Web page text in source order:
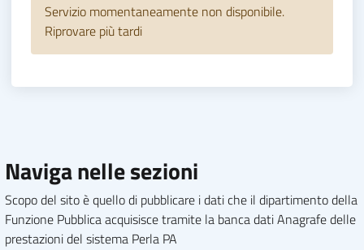
Servizio momentaneamente non disponibile.
Riprovare più tardi
Naviga nelle sezioni
Scopo del sito è quello di pubblicare i dati che il dipartimento della
Funzione Pubblica acquisisce tramite la banca dati Anagrafe delle
prestazioni del sistema Perla PA